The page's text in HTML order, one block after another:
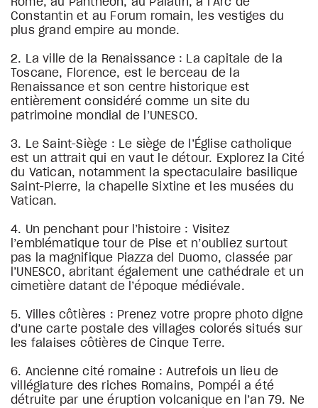
Constantin et au Forum romain, les vestiges du
plus grand empire au monde.
2. La ville de la Renaissance : La capitale de la
Toscane, Florence, est le berceau de la
Renaissance et son centre historique est
entièrement considéré comme un site du
patrimoine mondial de l’UNESCO.
3. Le Saint-Siège : Le siège de l’Église catholique
est un attrait qui en vaut le détour. Explorez la Cité
du Vatican, notamment la spectaculaire basilique
Saint-Pierre, la chapelle Sixtine et les musées du
Vatican.
4. Un penchant pour l’histoire : Visitez
l’emblématique tour de Pise et n’oubliez surtout
pas la magnifique Piazza del Duomo, classée par
l’UNESCO, abritant également une cathédrale et un
cimetière datant de l’époque médiévale.
5. Villes côtières : Prenez votre propre photo digne
d’une carte postale des villages colorés situés sur
les falaises côtières de Cinque Terre.
6. Ancienne cité romaine : Autrefois un lieu de
villégiature des riches Romains, Pompéi a été
détruite par une éruption volcanique en l’an 79. Ne